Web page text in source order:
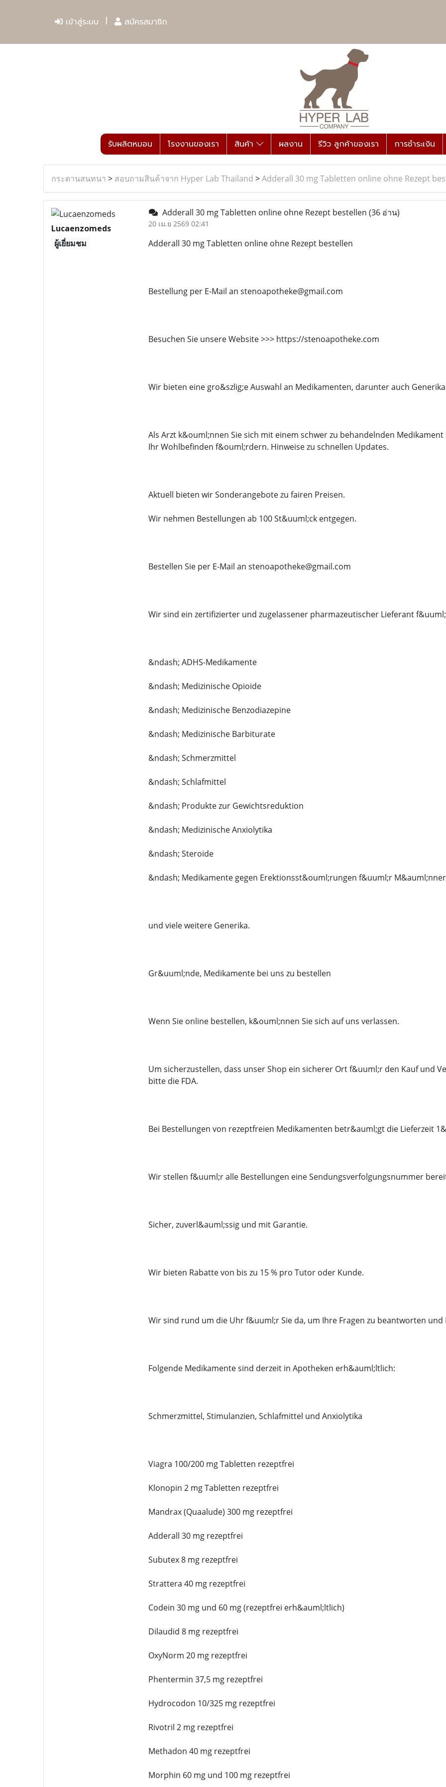
เข้าสู่ระบบ สมัครสมาชิก
รับผลิตหมอน โรงงานของเรา สินค้า ผลงาน รีวิว ลูกค้าของเรา การชำระเงิน
กระดานสนทนา > สอบถามสินค้าจาก Hyper Lab Thailand >Adderall 30 mg Tabletten online ohne Rezept
Lucaenzomeds
ผู้เยี่ยมชม
Adderall 30 mg Tabletten online ohne Rezept bestellen (36 อ่าน)
20 เม.ย 2569 02:41
Adderall 30 mg Tabletten online ohne Rezept bestellen
Bestellung per E-Mail an stenoapotheke@gmail.com
Besuchen Sie unsere Website >>> https://stenoapotheke.com
Wir bieten eine gro&szlig;e Auswahl an Medikamenten, darunter auch
Als Arzt k&ouml;nnen Sie sich mit einem schwer zu behandelnden
Ihr Wohlbefinden f&ouml;rdern. Hinweise zu schnellen Updates.
Aktuell bieten wir Sonderangebote zu fairen Preisen.
Wir nehmen Bestellungen ab 100 St&uuml;ck entgegen.
Bestellen Sie per E-Mail an stenoapotheke@gmail.com
Wir sind ein zertifizierter und zugelassener pharmazeutischer Lieferant
&ndash; ADHS-Medikamente
&ndash; Medizinische Opioide
&ndash; Medizinische Benzodiazepine
&ndash; Medizinische Barbiturate
&ndash; Schmerzmittel
&ndash; Schlafmittel
&ndash; Produkte zur Gewichtsreduktion
&ndash; Medizinische Anxiolytika
&ndash; Steroide
&ndash; Medikamente gegen Erektionsst&ouml;rungen f&uuml;r
und viele weitere Generika.
Gr&uuml;nde, Medikamente bei uns zu bestellen
Wenn Sie online bestellen, k&ouml;nnen Sie sich auf uns verlassen.
Um sicherzustellen, dass unser Shop ein sicherer Ort f&uuml;r den Kauf und
bitte die FDA.
Bei Bestellungen von rezeptfreien Medikamenten betr&auml;gt die Lieferzeit
Wir stellen f&uuml;r alle Bestellungen eine Sendungsverfolgungsnummer
Sicher, zuverl&auml;ssig und mit Garantie.
Wir bieten Rabatte von bis zu 15 % pro Tutor oder Kunde.
Wir sind rund um die Uhr f&uuml;r Sie da, um Ihre Fragen zu beantworten
Folgende Medikamente sind derzeit in Apotheken erh&auml;ltlich:
Schmerzmittel, Stimulanzien, Schlafmittel und Anxiolytika
Viagra 100/200 mg Tabletten rezeptfrei
Klonopin 2 mg Tabletten rezeptfrei
Mandrax (Quaalude) 300 mg rezeptfrei
Adderall 30 mg rezeptfrei
Subutex 8 mg rezeptfrei
Strattera 40 mg rezeptfrei
Codein 30 mg und 60 mg (rezeptfrei erh&auml;ltlich)
Dilaudid 8 mg rezeptfrei
OxyNorm 20 mg rezeptfrei
Phentermin 37,5 mg rezeptfrei
Hydrocodon 10/325 mg rezeptfrei
Rivotril 2 mg rezeptfrei
Methadon 40 mg rezeptfrei
Morphin 60 mg und 100 mg rezeptfrei